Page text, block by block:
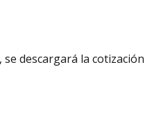
descargará la cotización